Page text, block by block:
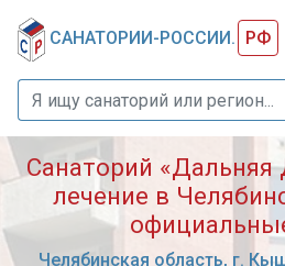
САНАТОРИИ-РОССИИ. РФ
Санаторий «Дальняя
лечение в
Челябинская область, г.